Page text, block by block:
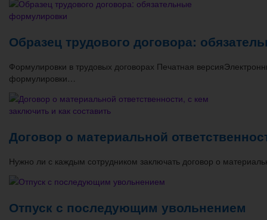
Образец трудового договора:
Формулировки в трудовых договорах Печатная
формулировки…
Договор о материальной
Нужно ли с каждым сотрудником заключать договор о
Отпуск с последующим увольнением